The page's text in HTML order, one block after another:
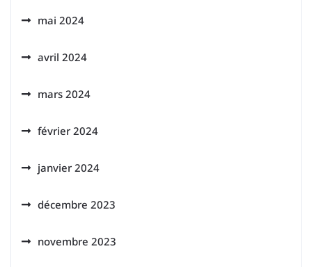
mai 2024
avril 2024
mars 2024
février 2024
janvier 2024
décembre 2023
novembre 2023